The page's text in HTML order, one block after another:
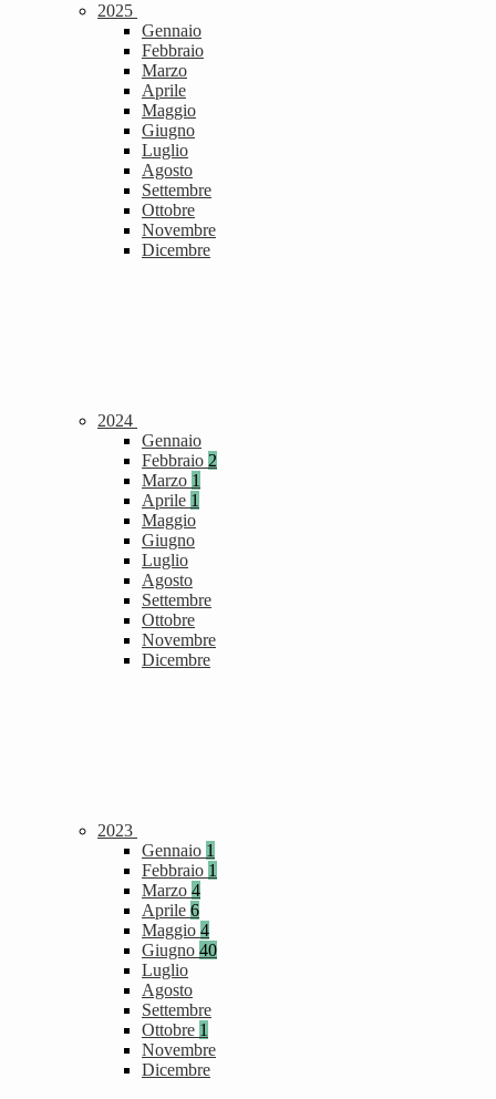
2025
Gennaio
Febbraio
Marzo
Aprile
Maggio
Giugno
Luglio
Agosto
Settembre
Ottobre
Novembre
Dicembre
2024
Gennaio
Febbraio 2
Marzo 1
Aprile 1
Maggio
Giugno
Luglio
Agosto
Settembre
Ottobre
Novembre
Dicembre
2023
Gennaio 1
Febbraio 1
Marzo 4
Aprile 6
Maggio 4
Giugno 40
Luglio
Agosto
Settembre
Ottobre 1
Novembre
Dicembre